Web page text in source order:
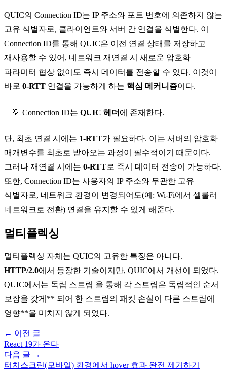
QUIC의 Connection ID는 IP 주소와 포트 번호에 의존하지 않는
고유 식별자로, 클라이언트와 서버 간 연결을 식별한다. 이
Connection ID를 통해 QUIC은 이전 연결 상태를 저장하고
재사용할 수 있어, 네트워크 재연결 시 새로운 암호화
파라미터 협상 없이도 즉시 데이터를 전송할 수 있다. 이것이
바로 0-RTT 연결을 가능하게 하는 핵심 메커니즘이다.
💡 Connection ID는 QUIC 헤더 에 존재한다.
단, 최초 연결 시에는 1-RTT가 필요하다. 이는 서버의 암호화
매개변수를 최초로 받아오는 과정이 필수적이기 때문이다.
그러나 재연결 시에는 0-RTT로 즉시 데이터 전송이 가능하다.
또한, Connection ID는 사용자의 IP 주소와 무관한 고유
식별자로, 네트워크 환경이 변경되어도(예: Wi-Fi에서 셀룰러
네트워크로 전환) 연결을 유지할 수 있게 해준다.
멀티플렉싱
멀티플렉싱 자체는 QUIC의 고유한 특징은 아니다.
HTTP/2.0에서 등장한 기술이지만, QUIC에서 개선이 되었다.
QUIC에서는 독립 스트림 을 통해 각 스트림은 독립적인 순서
보장을 갖게** 되어 한 스트림의 패킷 손실이 다른 스트림에
영향**을 미치지 않게 되었다.
← 이전 글
React 19가 온다
다음 글 →
터치스크린(모바일) 환경에서 hover 효과 완전 제거하기